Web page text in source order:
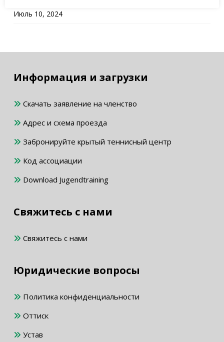
Июль 10, 2024
Информация и загрузки
Скачать заявление на членство
Адрес и схема проезда
Забронируйте крытый теннисный центр
Код ассоциации
Download Jugendtraining
Свяжитесь с нами
Свяжитесь с нами
Юридические вопросы
Политика конфиденциальности
Оттиск
Устав